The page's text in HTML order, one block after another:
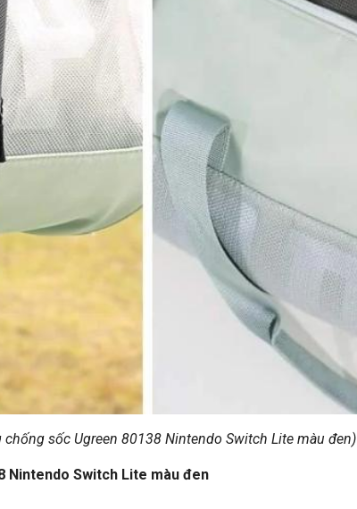
chống sốc Ugreen 80138 Nintendo Switch Lite màu đen)
Nintendo Switch Lite màu đen